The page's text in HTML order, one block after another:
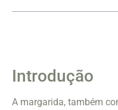
Introdução
A margarida, também